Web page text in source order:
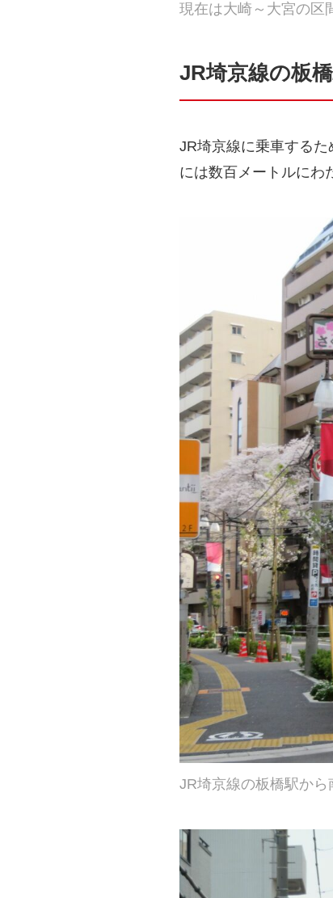
現在は大崎～大宮の区
JR埼京線の板
JR埼京線に乗車する
には数百メートルにわ
JR埼京線の板橋駅から